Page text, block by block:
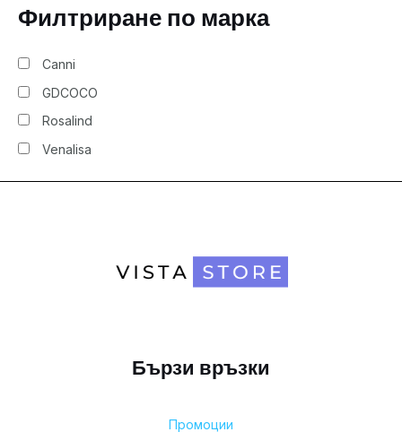
Филтриране по марка
Canni
GDCOCO
Rosalind
Venalisa
Бързи връзки
Промоции